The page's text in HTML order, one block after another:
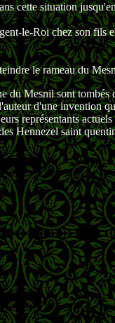
cette situation
le-Roi chez son fils
le rameau du
du Mesnil sont
d'une invention
représentants
Hennezel saint